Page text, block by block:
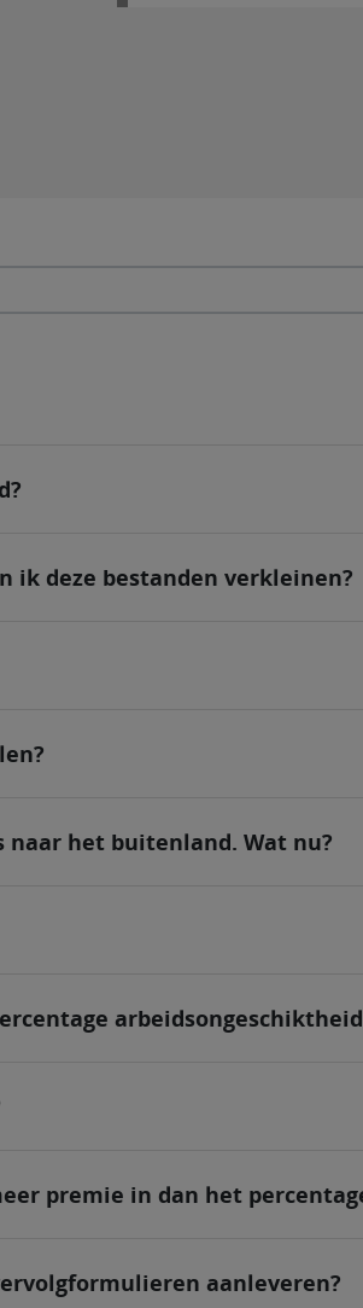
ik deze bestanden verkleinen?
het buitenland. Wat nu?
premie in dan het
aanleveren?